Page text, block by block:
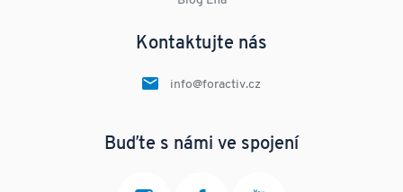
Kontaktujte nás
info@foractiv.cz
Buďte s námi ve spojení